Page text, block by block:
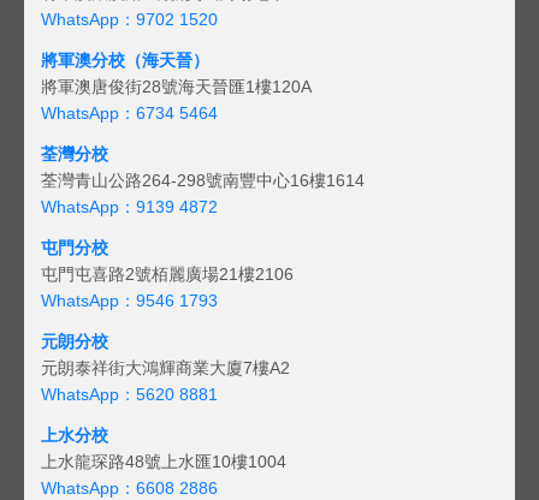
WhatsApp：9702 1520
將軍澳分校（海天晉）
將軍澳唐俊街28號海天晉匯1樓120A
WhatsApp：6734 5464
荃灣分校
荃灣青山公路264-298號南豐中心16樓1614
WhatsApp：9139 4872
屯門分校
屯門屯喜路2號栢麗廣場21樓2106
WhatsApp：9546 1793
元朗分校
元朗泰祥街大鴻輝商業大廈7樓A2
WhatsApp：5620 8881
上水分校
上水龍琛路48號上水匯10樓1004
WhatsApp：6608 2886